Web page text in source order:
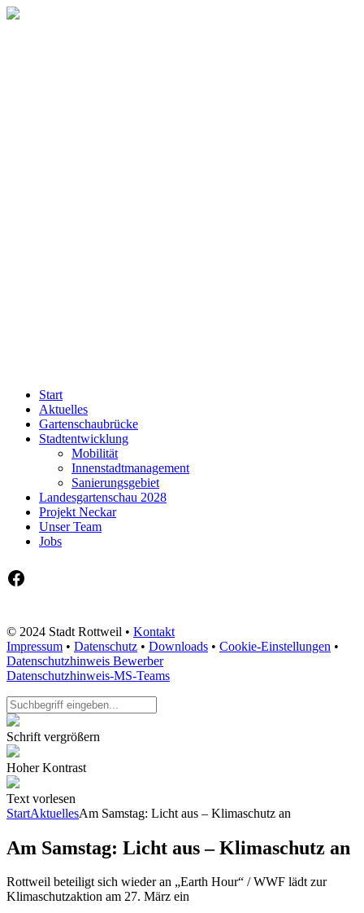
Start
Aktuelles
Gartenschaubrücke
Stadtentwicklung
Mobilität
Innenstadtmanagement
Sanierungsgebiet
Landesgartenschau 2028
Projekt Neckar
Unser Team
Jobs
Facebook
© 2024 Stadt Rottweil • Kontakt
Impressum • Datenschutz • Downloads • Cookie-Einstellungen •
Datenschutzhinweis Bewerber
Datenschutzhinweis-MS-Teams
Schrift vergrößern
Hoher Kontrast
Text vorlesen
StartAktuellesAm Samstag: Licht aus – Klimaschutz an
Am Samstag: Licht aus – Klimaschutz an
Rottweil beteiligt sich wieder an „Earth Hour“ / WWF lädt zur
Klimaschutzaktion am 27. März ein